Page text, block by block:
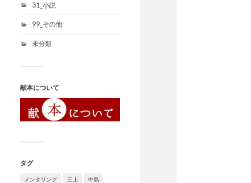
31_小説
99_その他
未分類
献本について
タグ
メンタリング 三上 中島